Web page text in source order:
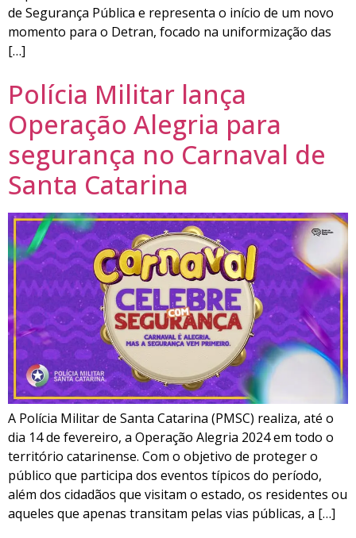
de Segurança Pública e representa o início de um novo
momento para o Detran, focado na uniformização das
[…]
Polícia Militar lança
Operação Alegria para
segurança no Carnaval de
Santa Catarina
A Polícia Militar de Santa Catarina (PMSC) realiza, até o
dia 14 de fevereiro, a Operação Alegria 2024 em todo o
território catarinense. Com o objetivo de proteger o
público que participa dos eventos típicos do período,
além dos cidadãos que visitam o estado, os residentes ou
aqueles que apenas transitam pelas vias públicas, a […]